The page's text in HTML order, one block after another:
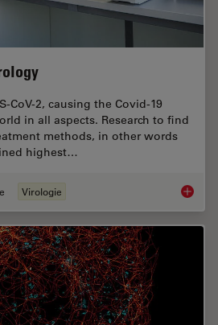
CoV-2, causing the Covid-19
in all aspects. Research to find
methods, in other words
highest…
Virologie